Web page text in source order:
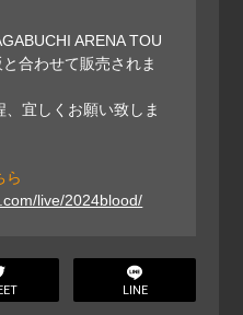
ARENA TOU
合わせて販売されま
宜しくお願い致しま
ら
live/2024blood/
LINE